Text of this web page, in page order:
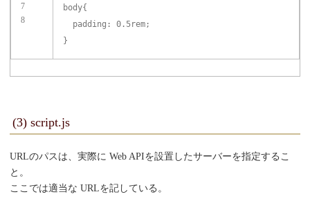
7
8
body{
padding : 0.5rem;
}
(3) script.js
URLのパスは、実際に Web APIを設置したサーバーを指定するこ
と。
ここでは適当な URLを記している。